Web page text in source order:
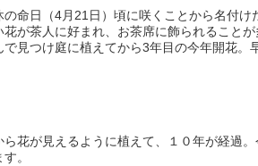
の命日（4月21日）頃に咲くことから名付
花が茶人に好まれ、お茶席に飾られること
見つけ庭に植えてから3年目の今年開花。
ら花が見えるように植えて、１０年が経過
。